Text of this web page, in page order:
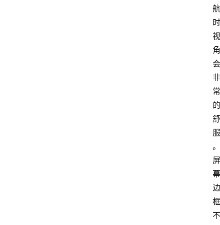
航
时
视
角
会
非
常
的
舒
服
。
屏
幕
边
框
不